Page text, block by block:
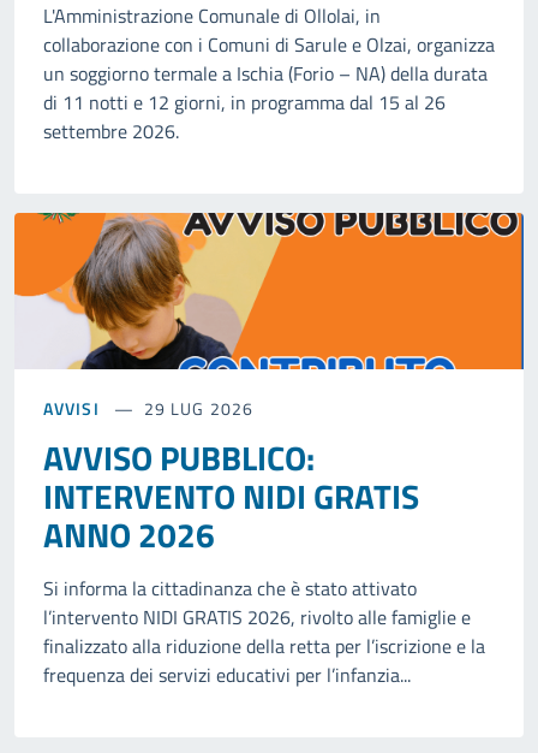
L'Amministrazione Comunale di Ollolai, in
collaborazione con i Comuni di Sarule e Olzai, organizza
un soggiorno termale a Ischia (Forio – NA) della durata
di 11 notti e 12 giorni, in programma dal 15 al 26
settembre 2026.
AVVISI 29 LUG 2026
AVVISO PUBBLICO:
INTERVENTO NIDI GRATIS
ANNO 2026
Si informa la cittadinanza che è stato attivato
l’intervento NIDI GRATIS 2026, rivolto alle famiglie e
finalizzato alla riduzione della retta per l’iscrizione e la
frequenza dei servizi educativi per l’infanzia...